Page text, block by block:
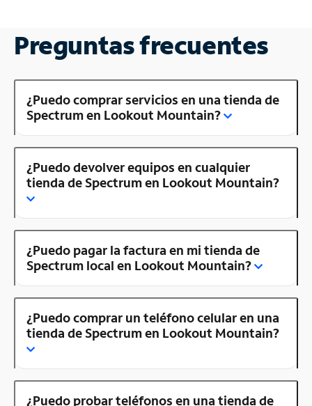
Preguntas frecuentes
¿Puedo comprar servicios en una tienda de
Spectrum en Lookout Mountain?
¿Puedo devolver equipos en cualquier
tienda de Spectrum en Lookout Mountain?
¿Puedo pagar la factura en mi tienda de
Spectrum local en Lookout Mountain?
¿Puedo comprar un teléfono celular en una
tienda de Spectrum en Lookout Mountain?
¿Puedo probar teléfonos en una tienda de